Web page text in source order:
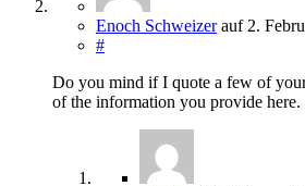
Enoch Schweizerauf 2.
#
Do you mind if I quote a few of
of the information you provide